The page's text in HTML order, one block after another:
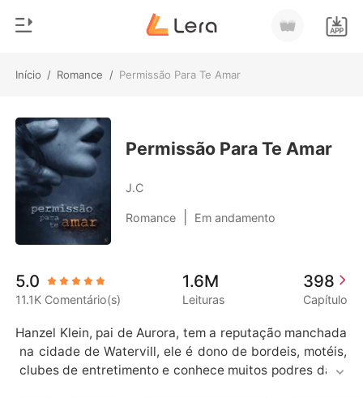
Início / Romance / Permissão Para Te Amar
Loja
Histórico
Sair
Baixar App
Gênero
Moderno
Lobisomem
Contos
Bilionários
Contos Curtos
Permissão Para Te Amar
J.C
Romance Em andamento
5.0
11.1K Comentário(s)
1.6M
Leituras
398
Capítulo
Hanzel Klein, pai de Aurora, tem a reputação manchada
na cidade de Watervill, ele é dono de bordeis, motéis,
clubes de entretimento e conhece muitos podres das f